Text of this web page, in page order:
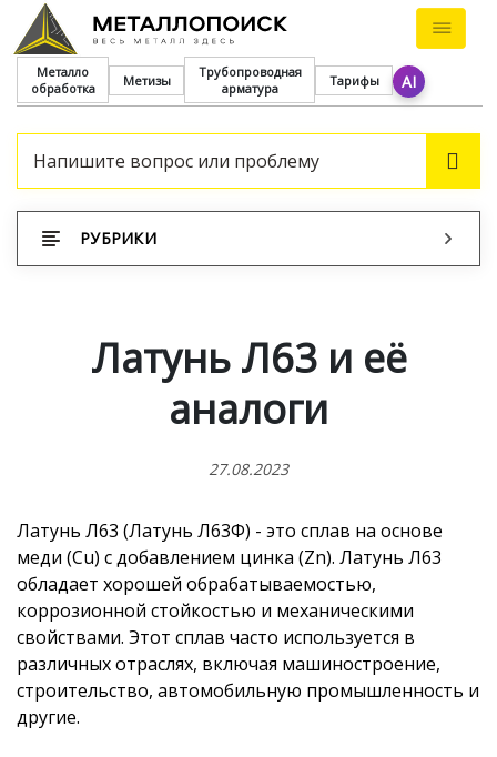
Металло
обработка
Метизы
Трубопроводная
арматура
Тарифы AI
РУБРИКИ
Латунь Л63 и её
аналоги
27.08.2023
Латунь Л63 (Латунь Л63Ф) - это сплав на основе
меди (Cu) с добавлением цинка (Zn). Латунь Л63
обладает хорошей обрабатываемостью,
коррозионной стойкостью и механическими
свойствами. Этот сплав часто используется в
различных отраслях, включая машиностроение,
строительство, автомобильную промышленность и
другие.